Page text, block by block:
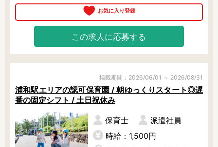
この求人に応募する
掲載期間：2026/06/01 ～ 2026/08/31
浦和駅エリアの認可保育園 / 朝ゆっくりスタート◎遅
番の固定シフト / 土日祝休み
保育士
派遣社員
時給：1,500円